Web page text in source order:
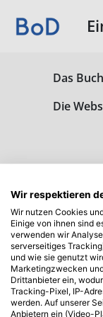
Das
Die
Wir respektieren
Wir nutzen Cookies
Einige von ihnen sind
verwenden wir
serverseitiges
und wie sie genutzt
Marketingzwecken
Drittanbieter ein,
Tracking-Pixel, IP-
werden. Auf unserer
Anbietern ein (Video-